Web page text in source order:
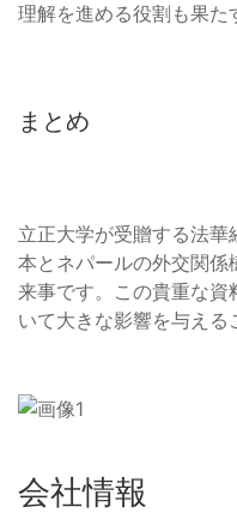
理解を進める役割も果た
まとめ
立正大学が受贈する法華
本とネパールの外交関
来事です。この貴重な資
いて大きな影響を与える
会社情報